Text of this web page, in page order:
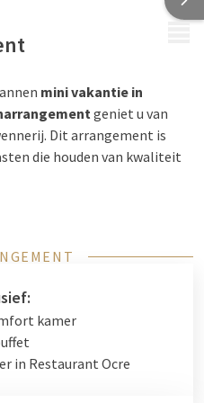
mini vakantie in
geniet u van
Dit arrangement is
die houden van kwaliteit
om de dag goed te
in ons sfeervolle Restaurant
kamer
in Restaurant Ocre